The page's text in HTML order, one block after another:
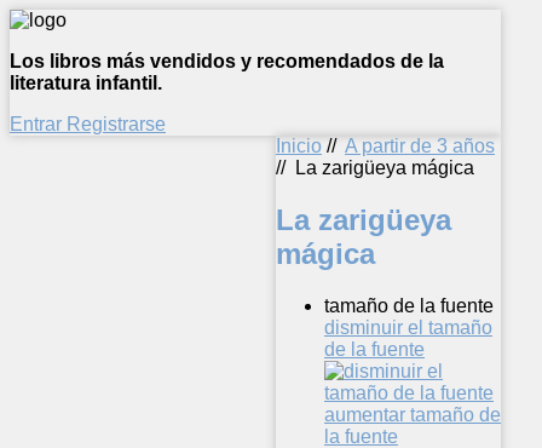
Los libros más vendidos y recomendados de la
literatura infantil.
Entrar Registrarse
Inicio // A partir de 3 años
// La zarigüeya mágica
La zarigüeya
mágica
tamaño de la fuente
disminuir el tamaño
de la fuente
aumentar tamaño de
la fuente